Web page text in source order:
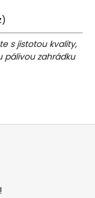
s jistotou kvality,
pálivou zahrádku